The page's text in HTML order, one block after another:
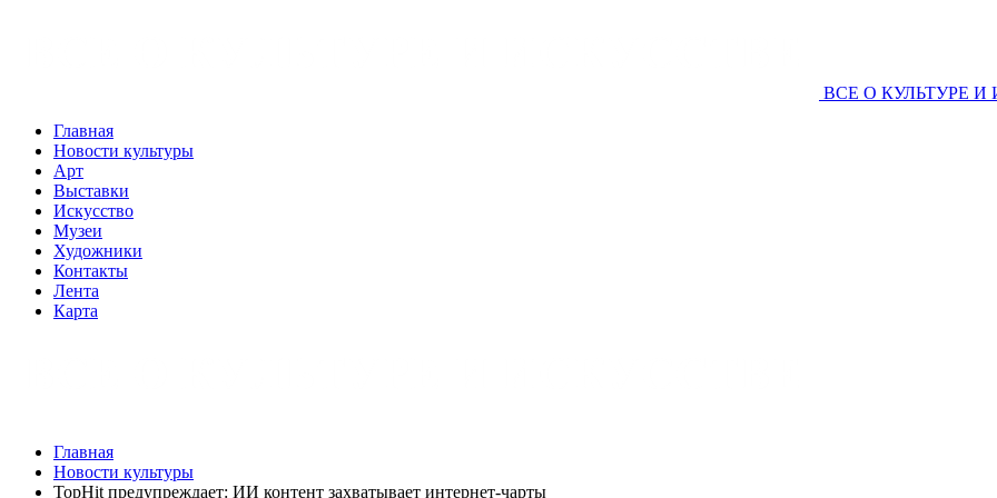
ВСЕ О КУЛЬТУРЕ И
Главная
Новости культуры
Арт
Выставки
Искусство
Музеи
Художники
Контакты
Лента
Карта
Главная
Новости культуры
TopHit предупреждает: ИИ контент захватывает интернет-чарты